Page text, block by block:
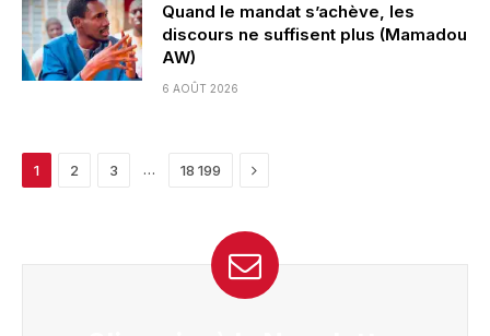
Quand le mandat s’achève, les
discours ne suffisent plus (Mamadou
AW)
6 AOÛT 2026
1 2 3 … 18 199 Next